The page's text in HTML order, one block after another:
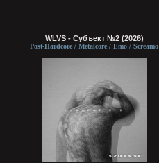
WLVS - Субъект №2 (2026)
Post-Hardcore / Metalcore / Emo / Screamo